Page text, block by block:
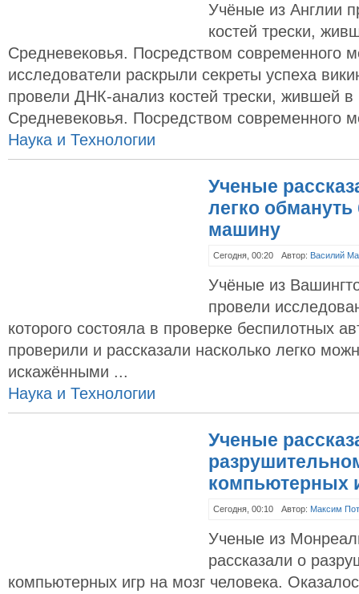
Учёные из Англии
костей трески,
Средневековья. Посредством современного
исследователи раскрыли секреты успеха
провели ДНК-анализ костей трески, жившей в
Средневековья. Посредством современного
Наука и Технологии
Ученые
легко
машину
Сегодня, 00:20 Автор: Василий
Учёные из
провели
которого состояла в проверке беспилотных
проверили и рассказали насколько легко
искажёнными ...
Наука и Технологии
Ученые
компьютерных
Сегодня, 00:10 Автор: Максим
Ученые из
рассказали о
компьютерных игр на мозг человека.